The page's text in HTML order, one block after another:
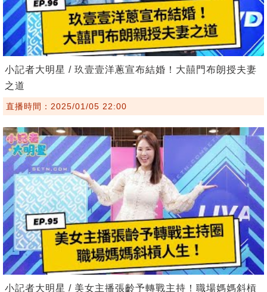
小記者大明星 / 玖壹壹洋蔥宣布結婚！大囍門布朗授夫妻
之道
直播時間：2025/01/05 22:00
小記者大明星 / 美女主播張齡予轉戰主持！職場媽媽斜槓